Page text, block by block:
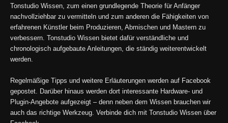
Tonstudio Wissen, zum einen grundlegende Theorie für Anfänger
nachvollziehbar zu vermitteln und zum anderen die Fähigkeiten von
erfahrenen Künstler beim Produzieren, Abmischen und Mastern zu
verbessern. Tonstudio Wissen bietet dafür verständliche und
chronologisch aufgebaute Anleitungen, die ständig weiterentwickelt
werden.
Regelmäßige Tipps und weitere Erläuterungen werden auf Facebook
gepostet. Darüber hinaus werden dort interessante Hardware- und
Plugin-Angebote aufgezeigt – denn neben dem Wissen brauchen wir
auch das richtige Werkzeug. Verbinde dich mit Tonstudio Wissen über